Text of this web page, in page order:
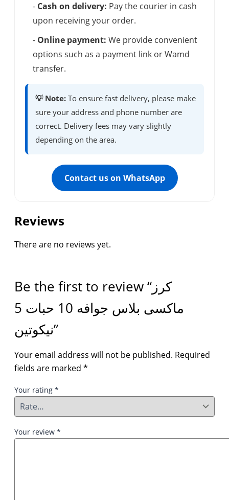
- Cash on delivery: Pay the courier in cash
upon receiving your order.
- Online payment: We provide convenient
options such as a payment link or Wamd
transfer.
💡 Note: To ensure fast delivery, please make
sure your address and phone number are
correct. Delivery fees may vary slightly
depending on the area.
Contact us on WhatsApp
Reviews
There are no reviews yet.
Be the first to review “كرز
ماكسى بلاس جوافه 10 حبات 5
نيكوتين”
Your email address will not be published. Required
fields are marked *
Your rating *
Your review *